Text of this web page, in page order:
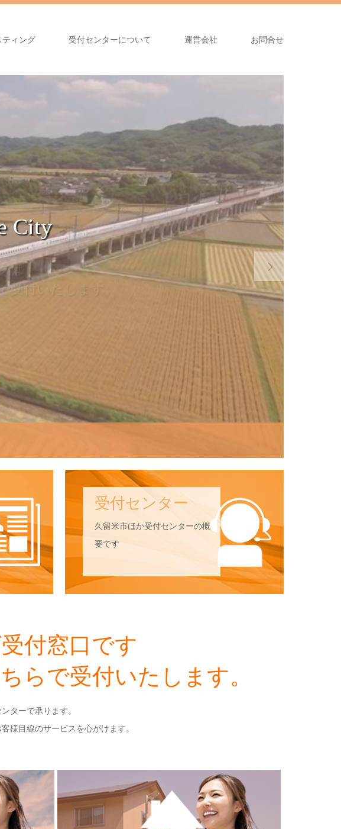
ティング 受付センターについて 運営会社 お問合せ
City
は
受付いたします。

受付センター
久留米市ほか受付センターの概
要です
付窓口です
らで受付いたします。
ターで承ります。
様目線のサービスを心がけます。